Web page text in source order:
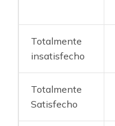
Totalmente
insatisfecho
Totalmente
Satisfecho